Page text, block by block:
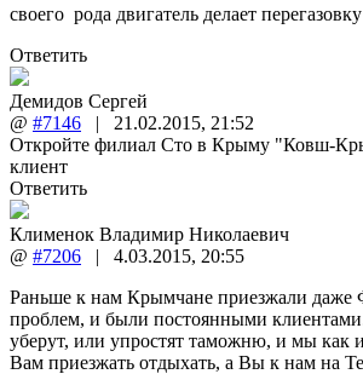
своего рода двигатель делает перегазовку
Ответить
Демидов Сергей
@ #7146 | 21.02.2015, 21:52
Откройте филиал Сто в Крыму "Ковш-
клиент
Ответить
Клименок Владимир Николаевич
@ #7206 | 4.03.2015, 20:55
Раньше к нам Крымчане приезжали даже
проблем, и были постоянными
уберут, или упростят таможню, и мы как
Вам приезжать отдыхать, а Вы к нам на